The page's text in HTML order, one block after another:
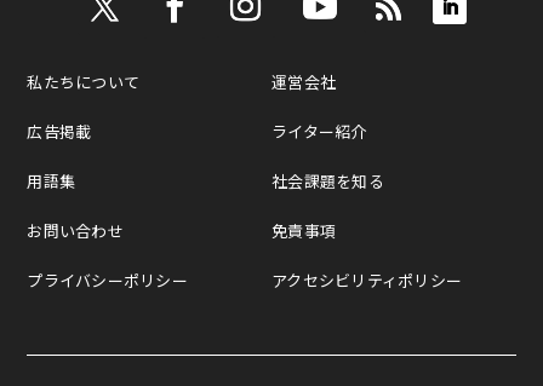
私たちについて
広告掲載
用語集
お問い合わせ
プライバシーポリシー
運営会社
ライター紹介
社会課題を知る
免責事項
アクセシビリティポリシー